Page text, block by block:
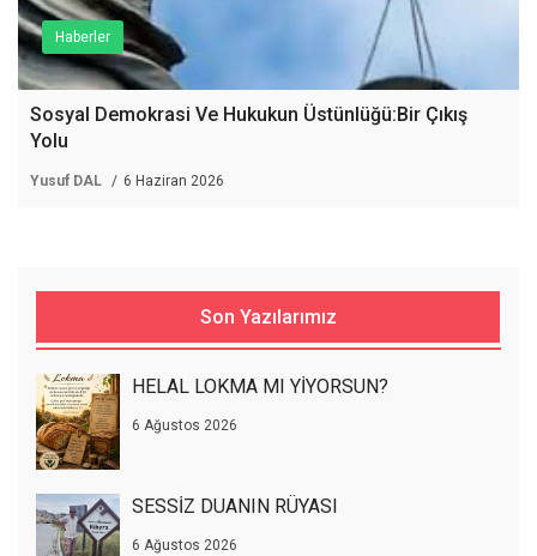
Haberler
Sosyal Demokrasi Ve Hukukun Üstünlüğü:Bir Çıkış
Yolu
Yusuf DAL 6 Haziran 2026
Son Yazılarımız
HELAL LOKMA MI YİYORSUN?
6 Ağustos 2026
SESSİZ DUANIN RÜYASI
6 Ağustos 2026